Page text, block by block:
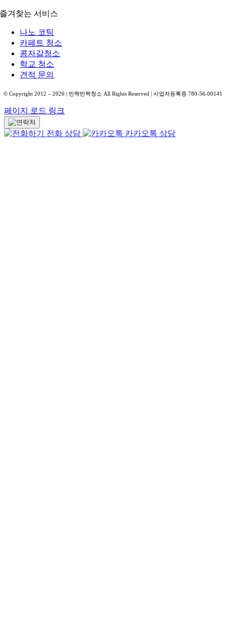
즐겨찾는 서비스
나노 코팅
카페트 청소
콩자갈청소
학교 청소
견적 문의
© Copyright 2012 – 2026 | 반짝반짝청소 All Rights Reserved | 사업자등록증 780-56-00141
페이지 로드 링크
전화 상담
카카오톡 상담